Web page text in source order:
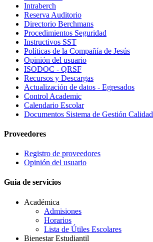
Intraberch
Reserva Auditorio
Directorio Berchmans
Procedimientos Seguridad
Instructivos SST
Políticas de la Compañía de Jesús
Opinión del usuario
ISODOC - QRSF
Recursos y Descargas
Actualización de datos - Egresados
Control Academic
Calendario Escolar
Documentos Sistema de Gestión Calidad
Proveedores
Registro de proveedores
Opinión del usuario
Guia de servicios
Académica
Admisiones
Horarios
Lista de Útiles Escolares
Bienestar Estudiantil